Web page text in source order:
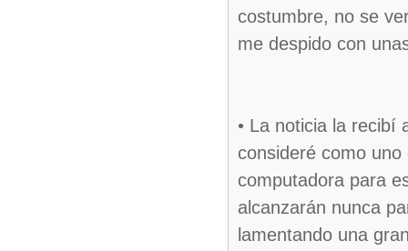
costumbre, no se
me despido con
• La noticia la
consideré como
computadora para
alcanzarán nunca
lamentando una